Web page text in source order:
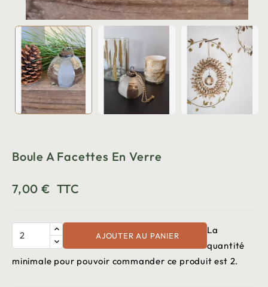
Boule A Facettes En Verre
7,00 € TTC
AJOUTER AU PANIER
La
quantité
minimale pour pouvoir commander ce produit est 2.